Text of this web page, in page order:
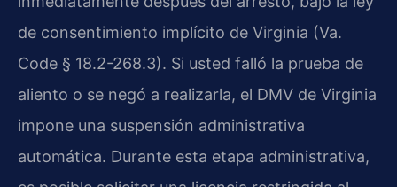
de consentimiento implícito de Virginia (Va.
Code § 18.2-268.3). Si usted falló la prueba de
aliento o se negó a realizarla, el DMV de Virginia
impone una suspensión administrativa
automática. Durante esta etapa administrativa,